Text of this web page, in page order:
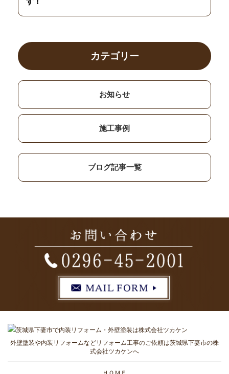
カテゴリー
お知らせ
施工事例
ブログ記事一覧
外壁塗装や内装リフォームなどリフォーム工事のご依頼は茨城県下妻市の株
式会社ツカケンへ